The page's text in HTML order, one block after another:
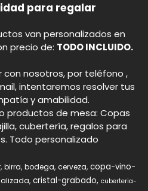
para regalar
van personalizados en
precio de: TODO INCLUIDO.
con nosotros, por teléfono ,
intentaremos resolver tus
y amabilidad.
productos de mesa: Copas
cubertería, regalos para
Todo personalizado
birra bodega cerveza copa-vino-
cristal-grabado cuberteria-